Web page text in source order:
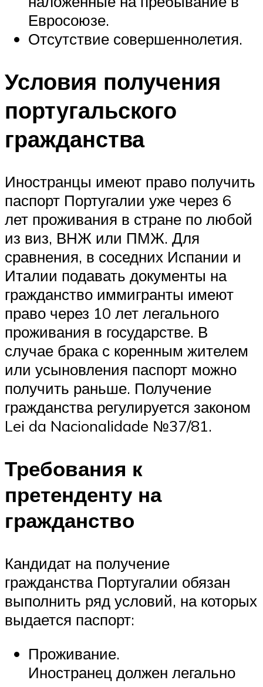
Евросоюзе.
Отсутствие совершеннолетия.
Условия получения
португальского
гражданства
Иностранцы имеют право получить
паспорт Португалии уже через 6
лет проживания в стране по любой
из виз, ВНЖ или ПМЖ. Для
сравнения, в соседних Испании и
Италии подавать документы на
гражданство иммигранты имеют
право через 10 лет легального
проживания в государстве. В
случае брака с коренным жителем
или усыновления паспорт можно
получить раньше. Получение
гражданства регулируется законом
Lei da Nacionalidade №37/81.
Требования к
претенденту на
гражданство
Кандидат на получение
гражданства Португалии обязан
выполнить ряд условий, на которых
выдается паспорт:
Проживание.
Иностранец должен легально